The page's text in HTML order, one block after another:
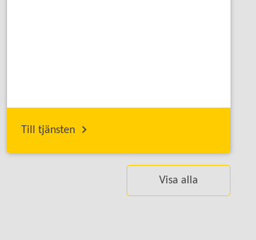
Till tjänsten
Visa alla